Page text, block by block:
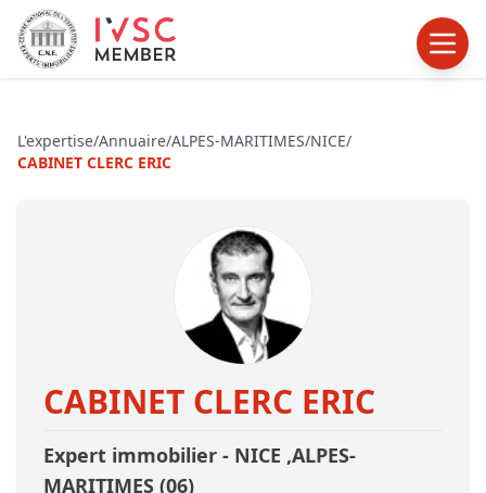
L'expertise/Annuaire/ALPES-MARITIMES/NICE/
CABINET CLERC ERIC
CABINET CLERC ERIC
Expert immobilier - NICE ,ALPES-
MARITIMES (06)